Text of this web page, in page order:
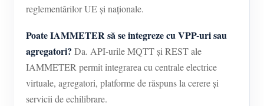
reglementărilor UE și naționale.
Poate IAMMETER să se integreze cu VPP-uri sau
agregatori? Da. API-urile MQTT și REST ale
IAMMETER permit integrarea cu centrale electrice
virtuale, agregatori, platforme de răspuns la cerere și
servicii de echilibrare.